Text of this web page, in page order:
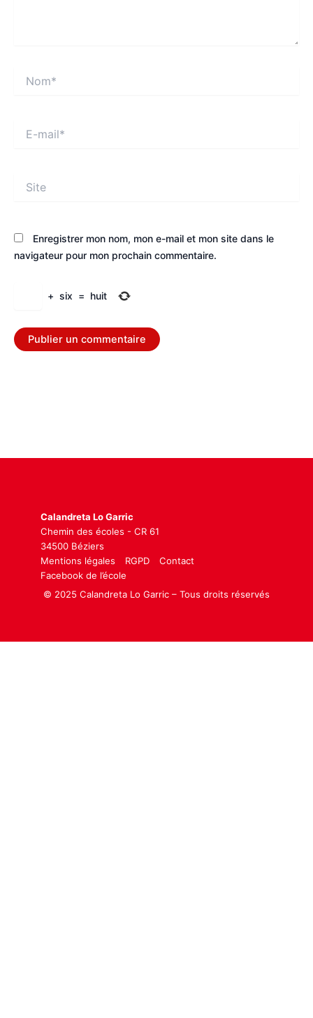
mail*
Enregistrer mon nom, mon e-mail et mon site dans le
navigateur pour mon prochain commentaire.
+ six = huit
Calandreta Lo Garric
Chemin des écoles - CR 61
34500 Béziers
Mentions légales
RGPD
Contact
Facebook de l’école
© 2025 Calandreta Lo Garric – Tous droits réservés